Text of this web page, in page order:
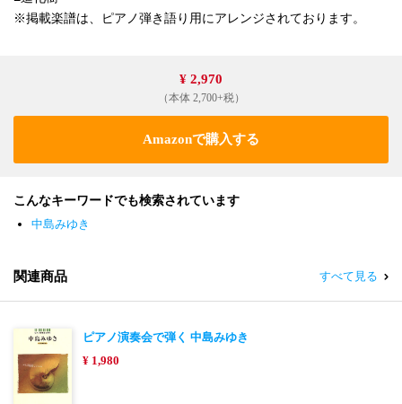
※掲載楽譜は、ピアノ弾き語り用にアレンジされております。
¥ 2,970
（本体 2,700+税）
Amazonで購入する
こんなキーワードでも検索されています
中島みゆき
関連商品 すべて見る
ピアノ演奏会で弾く 中島みゆき
¥ 1,980